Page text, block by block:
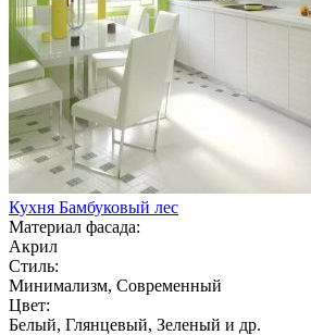
Кухня Бамбуковый лес
Материал фасада:
Акрил
Стиль:
Минимализм, Современный
Цвет:
Белый, Глянцевый, Зеленый и др.